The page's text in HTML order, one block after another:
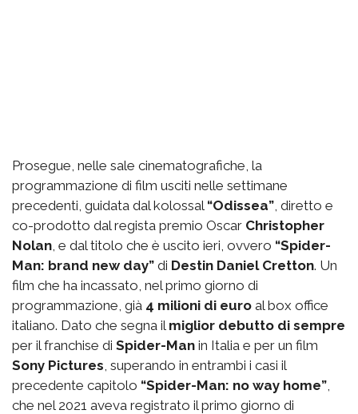
Prosegue, nelle sale cinematografiche, la
programmazione di film usciti nelle settimane
precedenti, guidata dal kolossal “Odissea” , diretto e
co-prodotto dal regista premio Oscar Christopher
Nolan , e dal titolo che è uscito ieri, ovvero “Spider-
Man: brand new day” di Destin Daniel Cretton. Un
film che ha incassato, nel primo giorno di
programmazione, già 4 milioni di euro al box office
italiano. Dato che segna il miglior debutto di sempre
per il franchise di Spider-Man in Italia e per un film
Sony Pictures , superando in entrambi i casi il
precedente capitolo “Spider-Man: no way home”
che nel 2021 aveva registrato il primo giorno di